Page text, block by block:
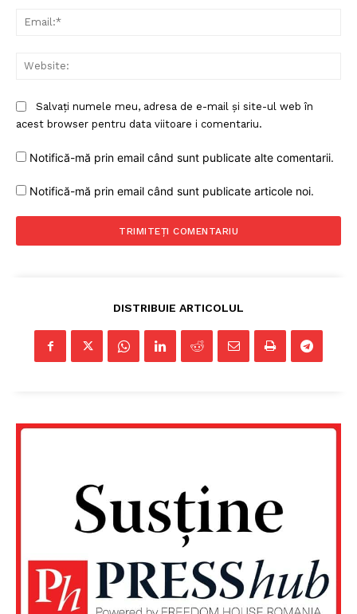
Salvați numele meu, adresa de e-mail și site-ul web în
acest browser pentru data viitoare i comentariu.
Notifică-mă prin email când sunt publicate alte comentarii.
Notifică-mă prin email când sunt publicate articole noi.
DISTRIBUIE ARTICOLUL